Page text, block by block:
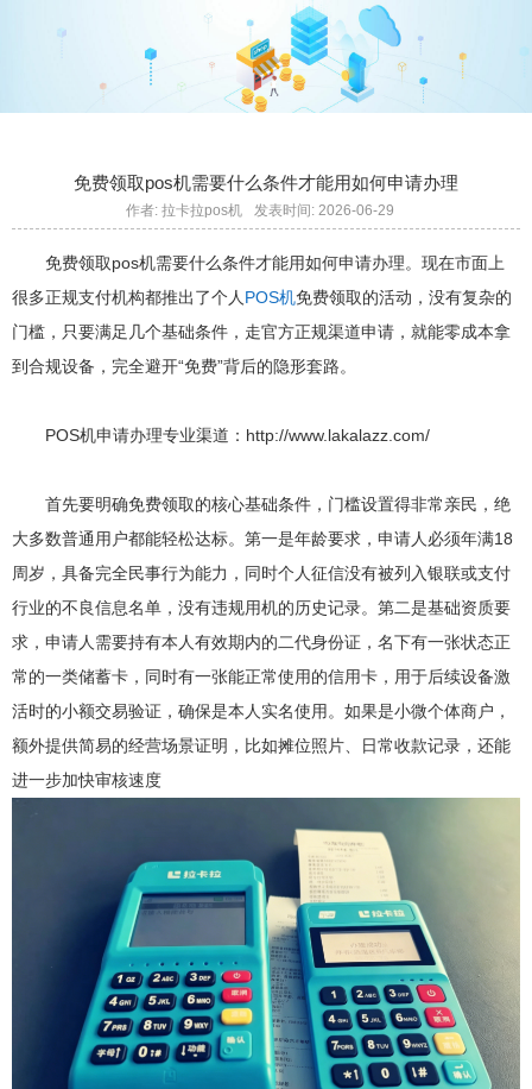
免费领取pos机需要什么条件才能用如何申请办理
作者: 拉卡拉pos机 发表时间: 2026-06-29
免费领取pos机需要什么条件才能用如何申请办理。现在市面上
很多正规支付机构都推出了个人POS机免费领取的活动，没有复杂的
门槛，只要满足几个基础条件，走官方正规渠道申请，就能零成本拿
到合规设备，完全避开“免费”背后的隐形套路。
POS机申请办理专业渠道：http://www.lakalazz.com/
首先要明确免费领取的核心基础条件，门槛设置得非常亲民，绝
大多数普通用户都能轻松达标。第一是年龄要求，申请人必须年满18
周岁，具备完全民事行为能力，同时个人征信没有被列入银联或支付
行业的不良信息名单，没有违规用机的历史记录。第二是基础资质要
求，申请人需要持有本人有效期内的二代身份证，名下有一张状态正
常的一类储蓄卡，同时有一张能正常使用的信用卡，用于后续设备激
活时的小额交易验证，确保是本人实名使用。如果是小微个体商户，
额外提供简易的经营场景证明，比如摊位照片、日常收款记录，还能
进一步加快审核速度